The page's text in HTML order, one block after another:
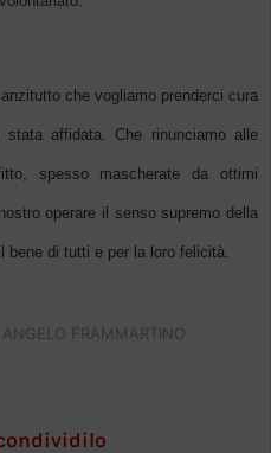
che vogliamo prenderci cura
affidata. Che rinunciamo alle
spesso mascherate da ottimi
operare il senso supremo della
bene di tutti e per la loro felicità.
ANGELO FRAMMARTINO